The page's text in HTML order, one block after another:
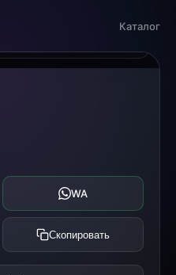
Каталог
WA
Скопировать